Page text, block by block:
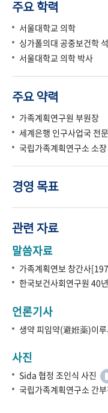
주요 학력
서울대학교 의학
싱가폴의대 공중보건학
서울대학교 의학 박사
주요 약력
가족계획연구원 부원장
세계은행 인구사업국 전
국립가족계획연구소 소장
경영 목표
관련 자료
말씀자료
가족계획연보 창간사
한국보건사회연구원 40
언론기사
생약 피임약(避姙薬)이
사진
Sida 협정 조인식 사진
국립가족계획연구소 간